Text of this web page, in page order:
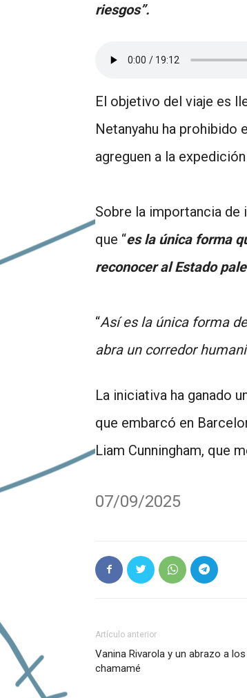
riesgos”.
El objetivo del viaje es
Netanyahu ha prohibido
agreguen a la
Sobre la importancia de
que “es la única forma
reconocer al Estado
“Así es la única forma
abra un corredor
La iniciativa ha ganado
que embarcó en
Liam Cunningham, que
07/09/2025
Artículo anterior
Vanina Rivarola y un abrazo a
chamamé